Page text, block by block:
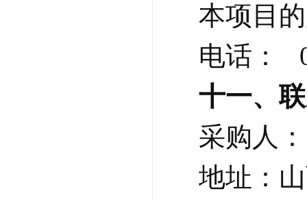
本项目
电话：
十一、
采购人
地址：